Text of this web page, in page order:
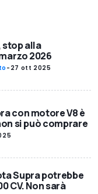
stop alla
2026
- 27 ott 2025
con motore V8 è
si può comprare
Supra potrebbe
CV. Non sarà